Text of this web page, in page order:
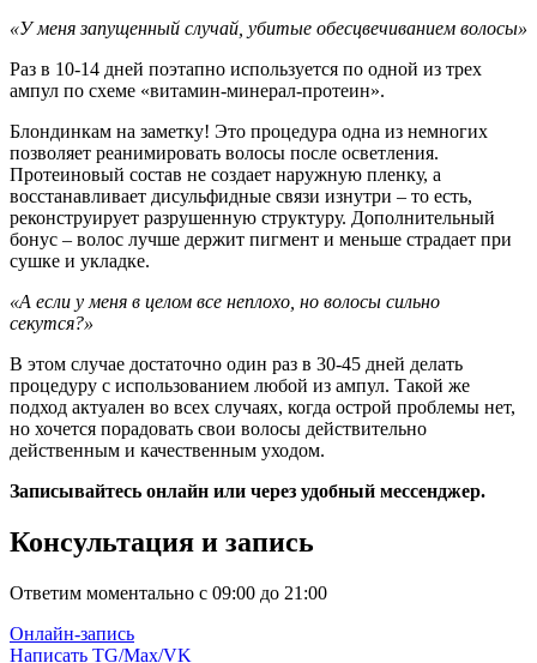
«У меня запущенный случай, убитые обесцвечиванием волосы»
Раз в 10-14 дней поэтапно используется по одной из трех
ампул по схеме «витамин-минерал-протеин».
Блондинкам на заметку! Это процедура одна из немногих
позволяет реанимировать волосы после осветления.
Протеиновый состав не создает наружную пленку, а
восстанавливает дисульфидные связи изнутри – то есть,
реконструирует разрушенную структуру. Дополнительный
бонус – волос лучше держит пигмент и меньше страдает при
сушке и укладке.
«А если у меня в целом все неплохо, но волосы сильно
секутся?»
В этом случае достаточно один раз в 30-45 дней делать
процедуру с использованием любой из ампул. Такой же
подход актуален во всех случаях, когда острой проблемы нет,
но хочется порадовать свои волосы действительно
действенным и качественным уходом.
Записывайтесь онлайн или через удобный мессенджер.
Консультация и запись
Ответим моментально с 09:00 до 21:00
Онлайн-запись
Написать TG/Max/VK